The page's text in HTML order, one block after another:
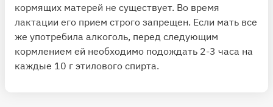
кормящих матерей не существует. Во время
лактации его прием строго запрещен. Если мать все
же употребила алкоголь, перед следующим
кормлением ей необходимо подождать 2-3 часа на
каждые 10 г этилового спирта.